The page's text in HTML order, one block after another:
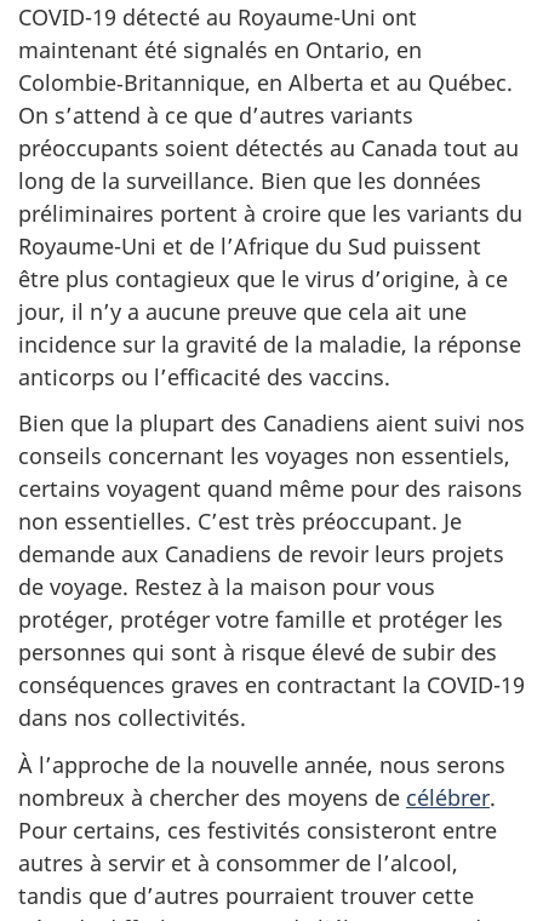
COVID-19 détecté au Royaume-Uni ont
maintenant été signalés en Ontario, en
Colombie‑Britannique, en Alberta et au Québec.
On s’attend à ce que d’autres variants
préoccupants soient détectés au Canada tout au
long de la surveillance. Bien que les données
préliminaires portent à croire que les variants du
Royaume-Uni et de l’Afrique du Sud puissent
être plus contagieux que le virus d’origine, à ce
jour, il n’y a aucune preuve que cela ait une
incidence sur la gravité de la maladie, la réponse
anticorps ou l’efficacité des vaccins.
Bien que la plupart des Canadiens aient suivi nos
conseils concernant les voyages non essentiels,
certains voyagent quand même pour des raisons
non essentielles. C’est très préoccupant. Je
demande aux Canadiens de revoir leurs projets
de voyage. Restez à la maison pour vous
protéger, protéger votre famille et protéger les
personnes qui sont à risque élevé de subir des
conséquences graves en contractant la COVID-19
dans nos collectivités.
À l’approche de la nouvelle année, nous serons
nombreux à chercher des moyens de célébrer.
Pour certains, ces festivités consisteront entre
autres à servir et à consommer de l’alcool,
tandis que d’autres pourraient trouver cette